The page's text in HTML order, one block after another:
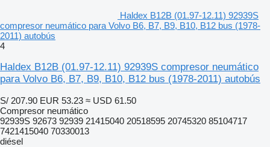
Haldex B12B (01.97-12.11) 92939S
compresor neumático para Volvo B6, B7, B9, B10, B12 bus (1978-
2011) autobús
4
Haldex B12B (01.97-12.11) 92939S compresor neumático
para Volvo B6, B7, B9, B10, B12 bus (1978-2011) autobús
S/ 207.90 EUR 53.23 ≈ USD 61.50
Compresor neumático
92939S 92673 92939 21415040 20518595 20745320 85104717
7421415040 70330013
diésel